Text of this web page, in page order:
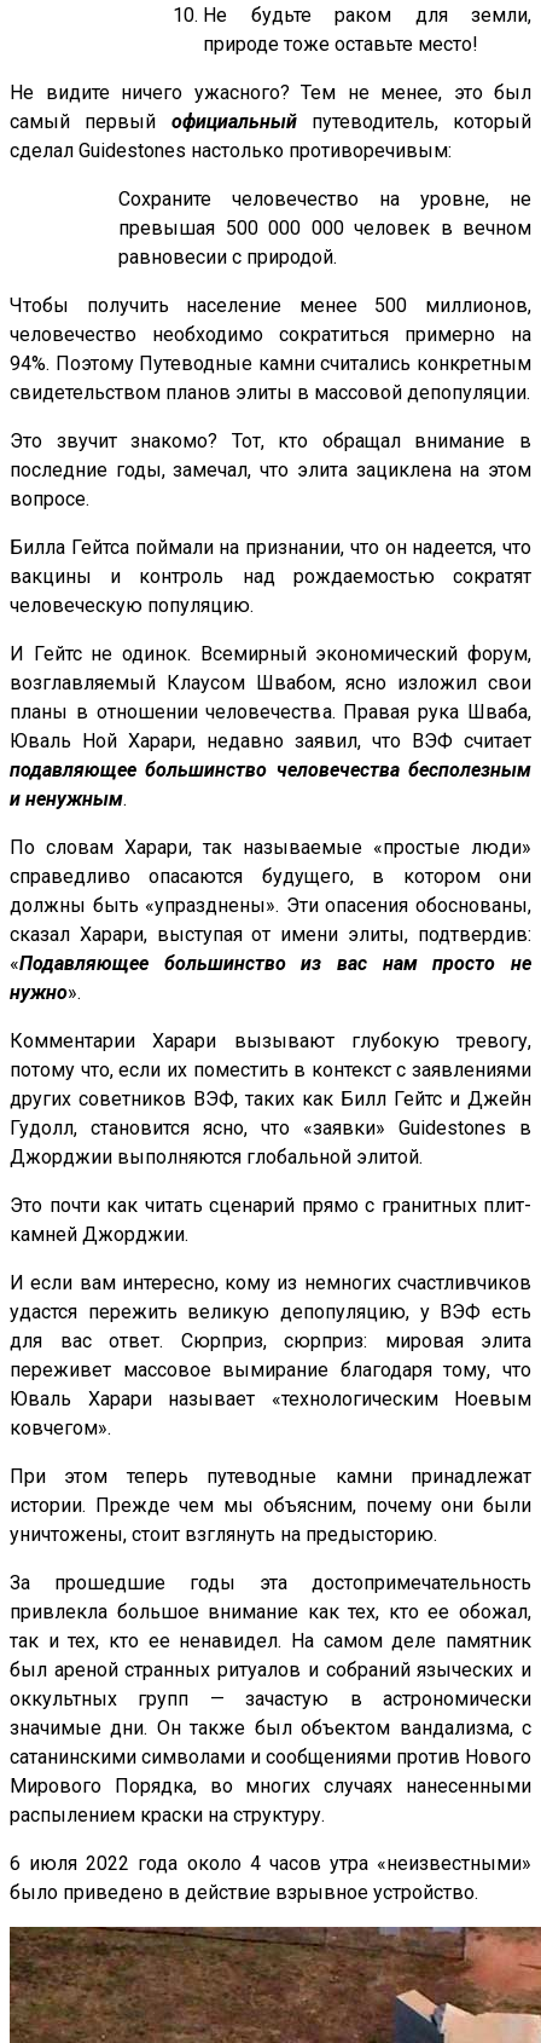
Не будьте раком для земли,
природе тоже оставьте место!
Не видите ничего ужасного? Тем не менее, это был
самый первый официальныйпутеводитель, который
сделал Guidestones настолько противоречивым:
Сохраните человечество на уровне, не
превышая 500 000 000 человек в вечном
равновесии с природой.
Чтобы получить население менее 500 миллионов,
человечество необходимо сократиться примерно на
94%. Поэтому Путеводные камни считались конкретным
свидетельством планов элиты в массовой депопуляции.
Это звучит знакомо? Тот, кто обращал внимание в
последние годы, замечал, что элита зациклена на этом
вопросе.
Билла Гейтса поймали на признании, что он надеется, что
вакцины и контроль над рождаемостью сократят
человеческую популяцию.
И Гейтс не одинок. Всемирный экономический форум,
возглавляемый Клаусом Швабом, ясно изложил свои
планы в отношении человечества. Правая рука Шваба,
Юваль Ной Харари, недавно заявил, что ВЭФ считает
подавляющее большинство человечества бесполезным
и ненужным.
По словам Харари, так называемые «простые люди»
справедливо опасаются будущего, в котором они
должны быть «упразднены». Эти опасения обоснованы,
сказал Харари, выступая от имени элиты, подтвердив:
«Подавляющее большинство из вас нам просто не
нужно».
Комментарии Харари вызывают глубокую тревогу,
потому что, если их поместить в контекст с заявлениями
других советников ВЭФ, таких как Билл Гейтс и Джейн
Гудолл, становится ясно, что «заявки» Guidestones в
Джорджии выполняются глобальной элитой.
Это почти как читать сценарий прямо с гранитных плит-
камней Джорджии.
И если вам интересно, кому из немногих счастливчиков
удастся пережить великую депопуляцию, у ВЭФ есть
для вас ответ. Сюрприз, сюрприз: мировая элита
переживет массовое вымирание благодаря тому, что
Юваль Харари называет «технологическим Ноевым
ковчегом».
При этом теперь путеводные камни принадлежат
истории. Прежде чем мы объясним, почему они были
уничтожены, стоит взглянуть на предысторию.
За прошедшие годы эта достопримечательность
привлекла большое внимание как тех, кто ее обожал,
так и тех, кто ее ненавидел. На самом деле памятник
был ареной странных ритуалов и собраний языческих и
оккультных групп — зачастую в астрономически
значимые дни. Он также был объектом вандализма, с
сатанинскими символами и сообщениями против Нового
Мирового Порядка, во многих случаях нанесенными
распылением краски на структуру.
6 июля 2022 года около 4 часов утра «неизвестными»
было приведено в действие взрывное устройство.